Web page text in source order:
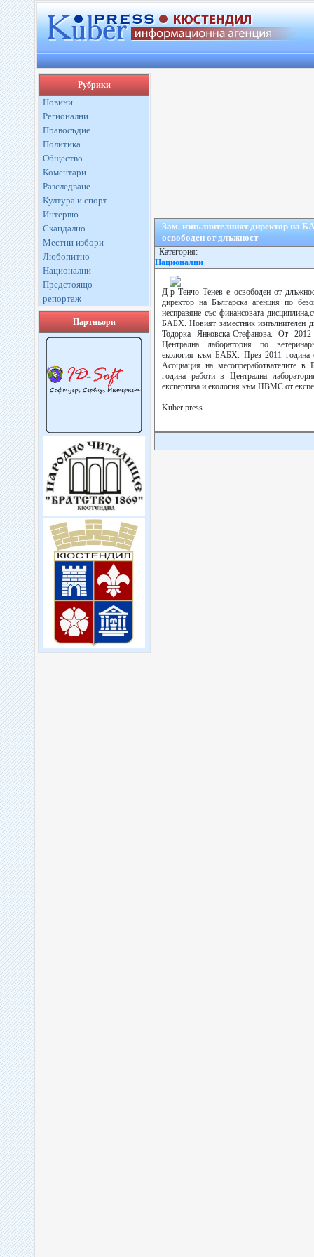
Рубрики
Новини
Регионални
Правосъдие
Политика
Общество
Коментари
Разследване
Култура и спорт
Интервю
Скандално
Местни избори
Любопитно
Национални
Предстоящо
репортаж
Партньори
Зам. изпълнителният директор на
освободен от длъжност
Категория:
Национални
Д-р Тенчо Тенев е освободен от
директор на Българска агенция по
несправяне със финансовата
БАБХ. Новият заместник изпълнителен
Тодорка Янковска-Стефанова. От
Централна лаборатория по
екология към БАБХ. През 2011 година
Асоциация на месопреработвателите
година работи в Централна
експертиза и екология към НВМС от
Kuber press